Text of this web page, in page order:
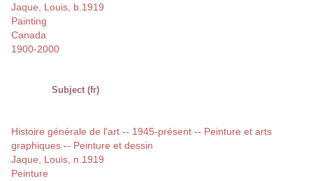
Jaque, Louis, b.1919
Painting
Canada
1900-2000
Subject (fr)
Histoire générale de l'art -- 1945-présent -- Peinture et arts
graphiques -- Peinture et dessin
Jaque, Louis, n.1919
Peinture